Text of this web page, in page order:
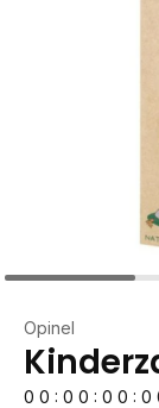
Opinel
0 0 : 0 0 : 0 0 : 0